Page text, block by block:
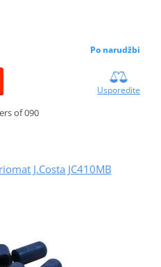
Po narudžbi
Usporedite
of 090
J.Costa JC410MB